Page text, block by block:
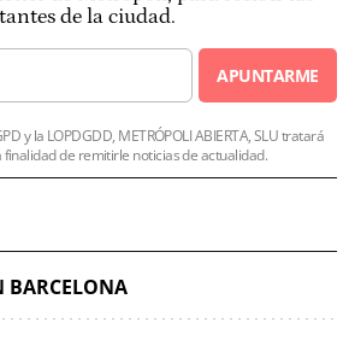
de la ciudad.
APUNTARME
y la LOPDGDD, METRÓPOLI ABIERTA, SLU tratará
finalidad de remitirle noticias de actualidad.
BARCELONA